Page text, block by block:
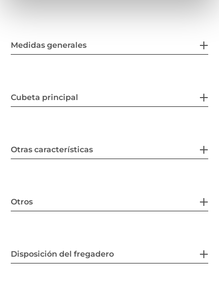
Medidas generales
Cubeta principal
Otras características
Otros
Disposición del fregadero